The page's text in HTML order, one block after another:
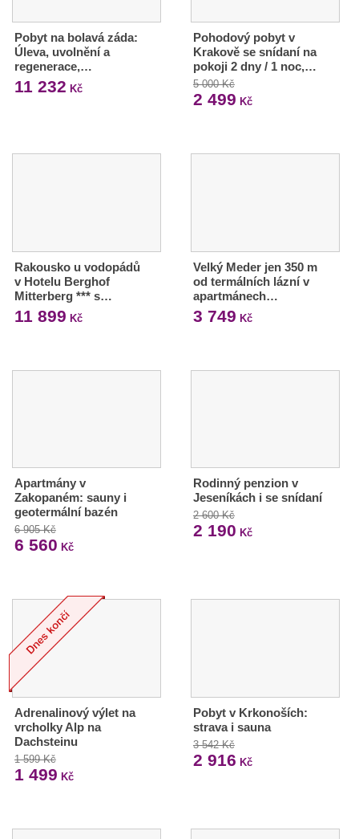
Pobyt na bolavá záda:
Úleva, uvolnění a
regenerace,…
11 232 Kč
Pohodový pobyt v
Krakově se snídaní na
pokoji 2 dny / 1 noc,…
5 000 Kč
2 499 Kč
Rakousko u vodopádů
v Hotelu Berghof
Mitterberg *** s…
11 899 Kč
Velký Meder jen 350 m
od termálních lázní v
apartmánech…
3 749 Kč
Apartmány v
Zakopaném: sauny i
geotermální bazén
6 905 Kč
6 560 Kč
Rodinný penzion v
Jeseníkách i se snídaní
2 600 Kč
2 190 Kč
Adrenalinový výlet na
vrcholky Alp na
Dachsteinu
1 599 Kč
1 499 Kč
Pobyt v Krkonoších:
strava i sauna
3 542 Kč
2 916 Kč